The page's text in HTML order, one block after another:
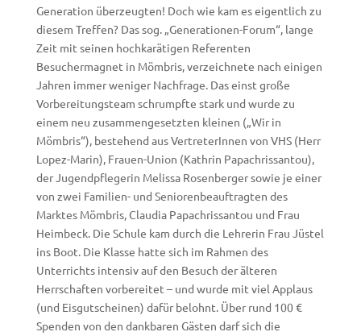
Generation überzeugten! Doch wie kam es eigentlich zu
diesem Treffen? Das sog. „Generationen-Forum“, lange
Zeit mit seinen hochkarätigen Referenten
Besuchermagnet in Mömbris, verzeichnete nach einigen
Jahren immer weniger Nachfrage. Das einst große
Vorbereitungsteam schrumpfte stark und wurde zu
einem neu zusammengesetzten kleinen („Wir in
Mömbris“), bestehend aus VertreterInnen von VHS (Herr
Lopez-Marin), Frauen-Union (Kathrin Papachrissantou),
der Jugendpflegerin Melissa Rosenberger sowie je einer
von zwei Familien- und Seniorenbeauftragten des
Marktes Mömbris, Claudia Papachrissantou und Frau
Heimbeck. Die Schule kam durch die Lehrerin Frau Jüstel
ins Boot. Die Klasse hatte sich im Rahmen des
Unterrichts intensiv auf den Besuch der älteren
Herrschaften vorbereitet – und wurde mit viel Applaus
(und Eisgutscheinen) dafür belohnt. Über rund 100 €
Spenden von den dankbaren Gästen darf sich die